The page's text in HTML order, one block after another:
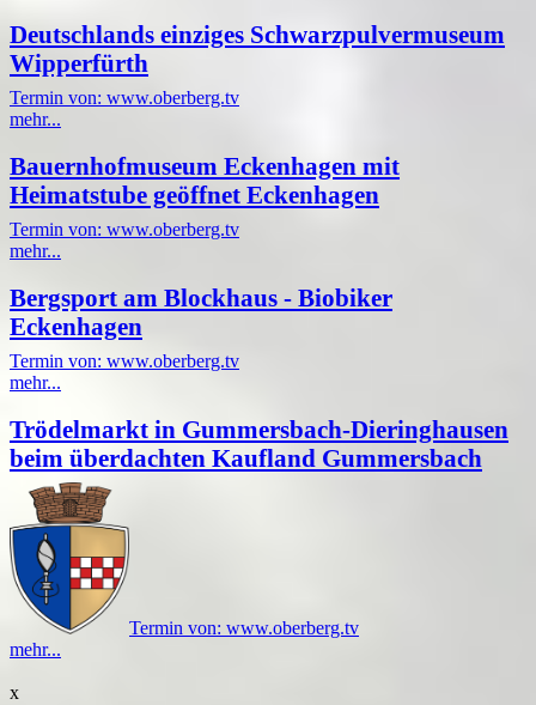
Deutschlands einziges Schwarzpulvermuseum
Wipperfürth
Termin von: www.oberberg.tv
mehr...
Bauernhofmuseum Eckenhagen mit
Heimatstube geöffnet Eckenhagen
Termin von: www.oberberg.tv
mehr...
Bergsport am Blockhaus - Biobiker
Eckenhagen
Termin von: www.oberberg.tv
mehr...
Trödelmarkt in Gummersbach-Dieringhausen
beim überdachten Kaufland Gummersbach
Termin von: www.oberberg.tv
mehr...
x